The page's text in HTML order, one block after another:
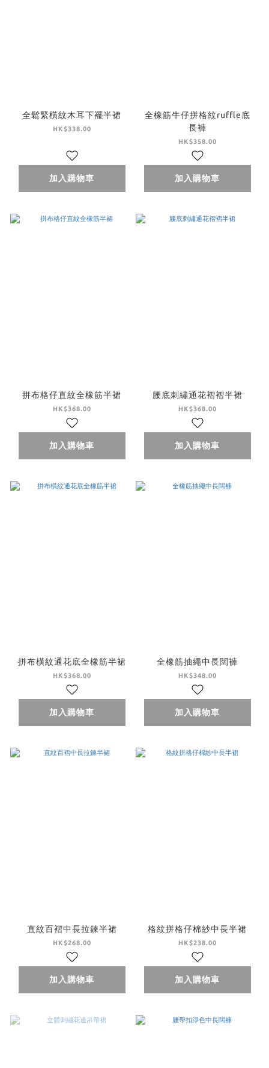
全鬆緊橫紋木耳下襬半裙
HK$338.00
加入購物車
全橡筋牛仔拼格紋ruffle底
長褲
HK$358.00
加入購物車
拼布格仔直紋全橡筋半裙
HK$368.00
加入購物車
腰底刺繡通花褶褶半裙
HK$368.00
加入購物車
拼布橫紋通花底全橡筋半裙
HK$368.00
加入購物車
全橡筋抽繩中長闊褲
HK$348.00
加入購物車
直紋百褶中長拉鍊半裙
HK$268.00
加入購物車
格紋拼格仔棉紗中長半裙
HK$238.00
加入購物車